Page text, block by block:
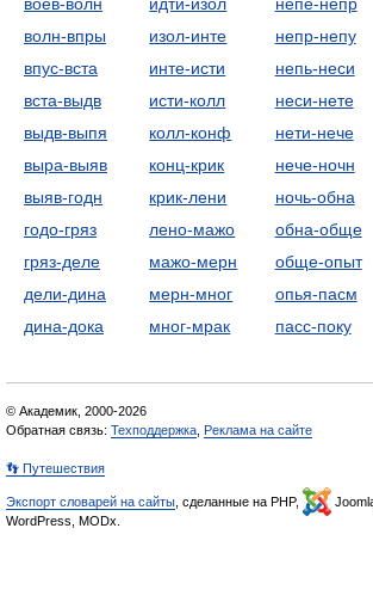
волн-впры
впус-вста
вста-выдв
выдв-выпя
выра-выяв
выяв-годн
годо-гряз
гряз-деле
дели-дина
дина-дока
изол-инте
инте-исти
исти-колл
колл-конф
конц-крик
крик-лени
лено-мажо
мажо-мерн
мерн-мног
мног-мрак
непр-непу
непь-неси
неси-нете
нети-нече
нече-ночн
ночь-обна
обна-обще
обще-опыт
опья-пасм
пасс-поку
© Академик, 2000-2026
Обратная связь: Техподдержка Реклама на сайте
👣 Путешествия
Экспорт словарей на сайты , сделанные на PHP,
WordPress, MODx.